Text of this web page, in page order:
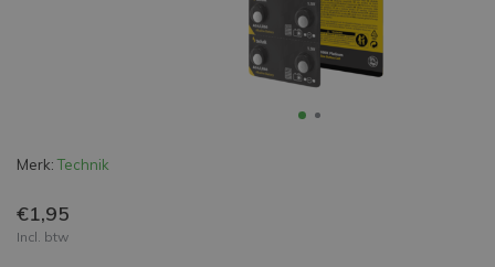
Merk:Technik
€1,95
Incl. btw